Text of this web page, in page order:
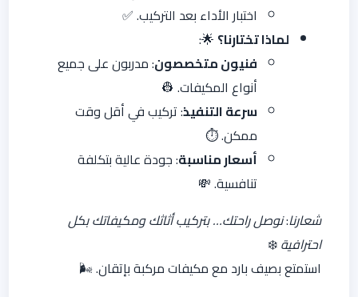
اختبار الأداء بعد التركيب. ✅
لماذا تختارنا؟ 🌟:
فنيون متخصصون: مدربون على جميع
أنواع المكيفات. 👷
سرعة التنفيذ: تركيب في أقل وقت
ممكن. ⏱️
أسعار مناسبة: جودة عالية بتكلفة
تنافسية. 💸
شعارنا:نوصل راحتك… بتركيب أثاثك ومكيفاتك بكل
احترافية❄️
استمتع بصيف بارد مع مكيفات مركبة بإتقان. 🌬️